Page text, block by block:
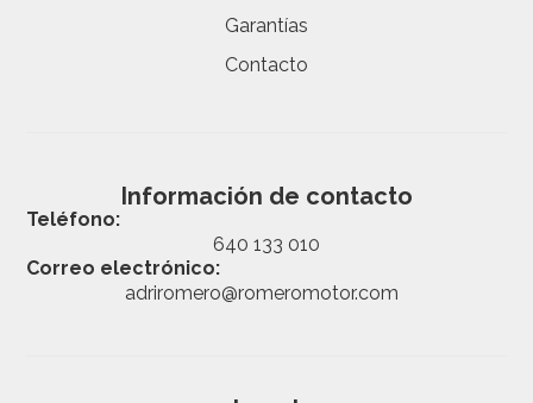
Garantías
Contacto
Información de contacto
Teléfono:
640 133 010
Correo electrónico:
adriromero@romeromotor.com